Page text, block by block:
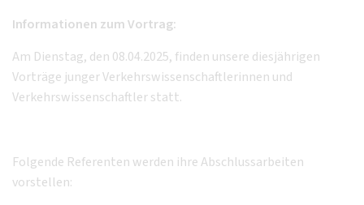
Informationen zum Vortrag:
Am Dienstag, den 08.04.2025, finden unsere diesjährigen
Vorträge junger Verkehrswissenschaftlerinnen und
Verkehrswissenschaftler statt.
Folgende Referenten werden ihre Abschlussarbeiten
vorstellen: